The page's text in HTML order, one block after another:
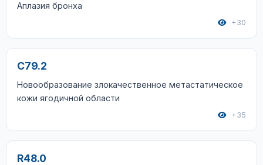
Аплазия бронха
+30
C79.2
Новообразование злокачественное метастатическое
кожи ягодичной области
+35
R48.0